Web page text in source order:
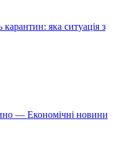
яка ситуація з
— Економічні новини